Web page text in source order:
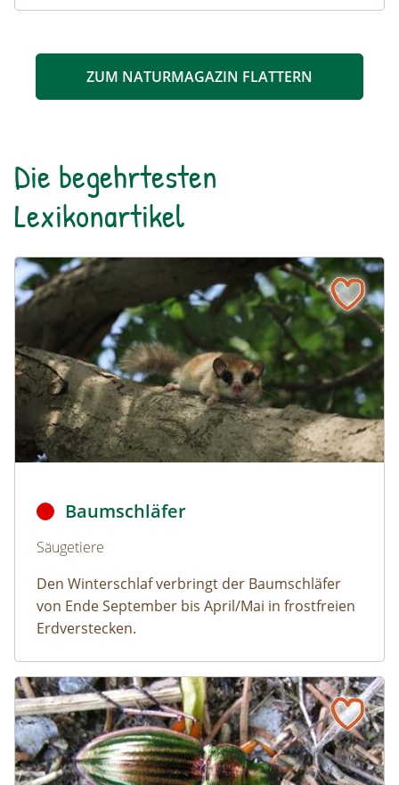
ZUM NATURMAGAZIN FLATTERN
Die begehrtesten
Lexikonartikel
Baumschläfer
Naturlexikon: Baumschläfer
Naturlexikon: Baumschläfer
Baumschläfer
Säugetiere
Den Winterschlaf verbringt der Baumschläfer
von Ende September bis April/Mai in frostfreien
Erdverstecken.
Goldlaufkäfer
Naturlexikon: Goldlaufkäfer